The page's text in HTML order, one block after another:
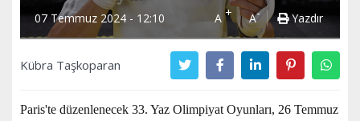
07 Temmuz 2024 - 12:10 A + A- Yazdır
Kübra Taşkoparan
Paris'te düzenlenecek 33. Yaz Olimpiyat Oyunları, 26 Temmuz